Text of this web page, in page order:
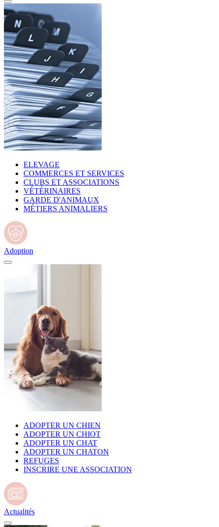
ELEVAGE
COMMERCES ET SERVICES
CLUBS ET ASSOCIATIONS
VÉTÉRINAIRES
GARDE D'ANIMAUX
MÉTIERS ANIMALIERS
Adoption
ADOPTER UN CHIEN
ADOPTER UN CHIOT
ADOPTER UN CHAT
ADOPTER UN CHATON
REFUGES
INSCRIRE UNE ASSOCIATION
Actualités